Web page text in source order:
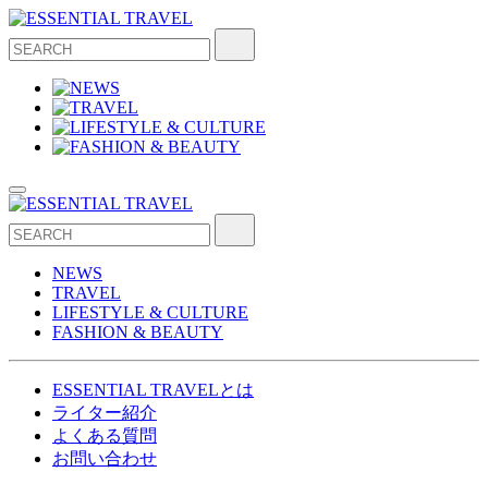
NEWS
TRAVEL
LIFESTYLE & CULTURE
FASHION & BEAUTY
ESSENTIAL TRAVELとは
ライター紹介
よくある質問
お問い合わせ